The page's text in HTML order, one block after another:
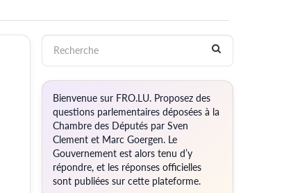
Bienvenue sur FRO.LU. Proposez des
questions parlementaires déposées à la
Chambre des Députés par Sven
Clement et Marc Goergen. Le
Gouvernement est alors tenu d’y
répondre, et les réponses officielles
sont publiées sur cette plateforme.